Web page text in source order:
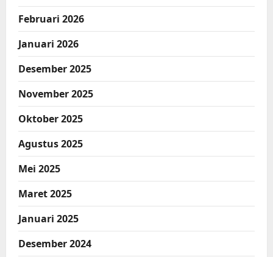
Februari 2026
Januari 2026
Desember 2025
November 2025
Oktober 2025
Agustus 2025
Mei 2025
Maret 2025
Januari 2025
Desember 2024